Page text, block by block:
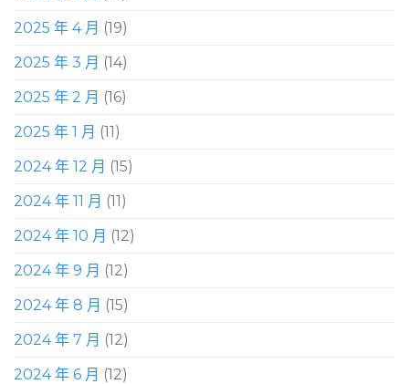
2025 年 4 月 (19)
2025 年 3 月 (14)
2025 年 2 月 (16)
2025 年 1 月 (11)
2024 年 12 月 (15)
2024 年 11 月 (11)
2024 年 10 月 (12)
2024 年 9 月 (12)
2024 年 8 月 (15)
2024 年 7 月 (12)
2024 年 6 月 (12)